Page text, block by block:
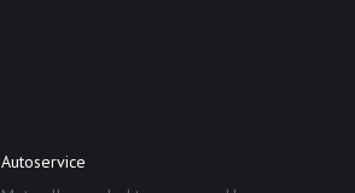
Autoservice